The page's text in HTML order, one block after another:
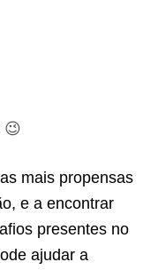
😉
mais propensas
e a encontrar
afios presentes no
ajudar a